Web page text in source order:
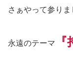
さぁやって参りま
永遠のテーマ